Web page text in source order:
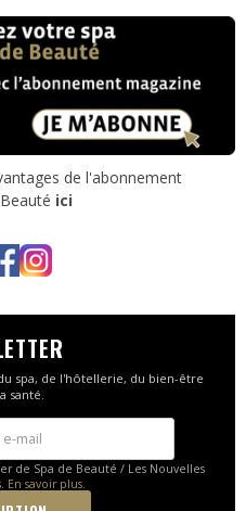
de l'abonnement
ici
spa, de l'hôtellerie, du bien-être
santé.
de Spa de Beauté / Les Nouvelles
En savoir plus.